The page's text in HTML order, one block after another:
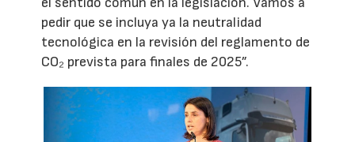
pedir que se incluya ya la neutralidad
tecnológica en la revisión del reglamento de
CO₂ prevista para finales de 2025”.